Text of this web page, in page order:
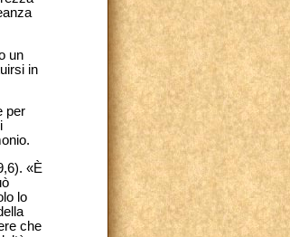
un
in
per
«È
lo
che